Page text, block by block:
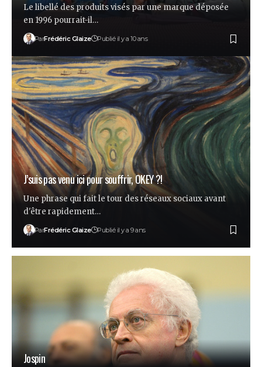
Le libellé des produits visés par une marque déposée
en 1996 pourrait-il…
ParFrédéric Glaize Publié il y a 10 ans
J’suis pas venu ici pour souffrir, OKEY ?!
Une phrase qui fait le tour des réseaux sociaux avant
d'être rapidement…
ParFrédéric Glaize Publié il y a 9 ans
Jospin